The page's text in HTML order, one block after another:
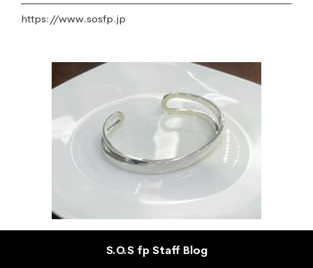
https://www.sosfp.jp
S.O.S fp Staff Blog